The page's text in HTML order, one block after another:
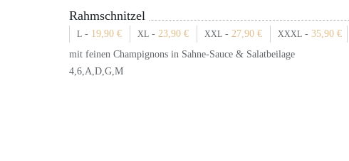
Rahmschnitzel
L - 19,90 € XL - 23,90 € XXL - 27,90 € XXXL - 35,90 €
mit feinen Champignons in Sahne-Sauce & Salatbeilage
4,6,A,D,G,M